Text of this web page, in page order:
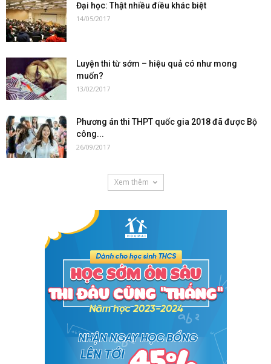
Đại học: Thật nhiều điều khác biệt
14/05/2017
Luyện thi từ sớm – hiệu quả có như mong
muốn?
13/02/2017
Phương án thi THPT quốc gia 2018 đã được Bộ
công...
26/09/2017
Xem thêm